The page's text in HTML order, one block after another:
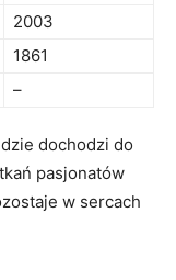
2003
1861
–
dochodzi ⁢do
pasjonatów
w sercach